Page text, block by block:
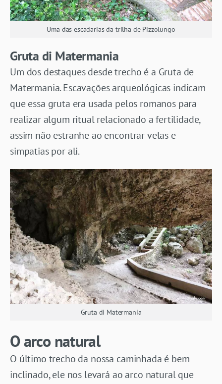
Uma das escadarias da trilha de Pizzolungo
Gruta di Matermania
Um dos destaques desde trecho é a Gruta de
Matermania. Escavações arqueológicas indicam
que essa gruta era usada pelos romanos para
realizar algum ritual relacionado a fertilidade,
assim não estranhe ao encontrar velas e
simpatias por ali.
Gruta di Matermania
O arco natural
O último trecho da nossa caminhada é bem
inclinado, ele nos levará ao arco natural que